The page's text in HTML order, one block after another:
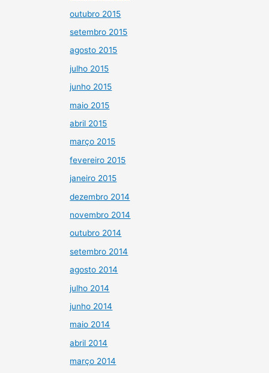
outubro 2015
setembro 2015
agosto 2015
julho 2015
junho 2015
maio 2015
abril 2015
março 2015
fevereiro 2015
janeiro 2015
dezembro 2014
novembro 2014
outubro 2014
setembro 2014
agosto 2014
julho 2014
junho 2014
maio 2014
abril 2014
março 2014